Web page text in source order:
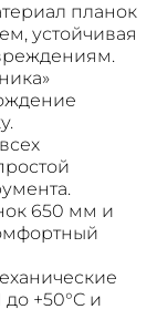
планок
устойчивая
650 мм и
+50°C и